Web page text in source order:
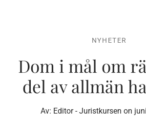
NYHETER
Dom i mål om
del av allmän
Av: Editor - Juristkursen on